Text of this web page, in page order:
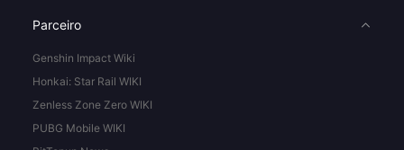
Parceiro
Genshin Impact Wiki
Honkai: Star Rail WIKI
Zenless Zone Zero WIKI
PUBG Mobile WIKI